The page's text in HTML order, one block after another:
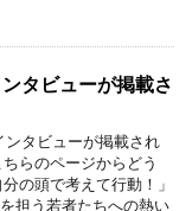
タビューが掲載さ
ンタビューが掲載され
らのページからどう
の頭で考えて行動！」
担う若者たちへの熱い